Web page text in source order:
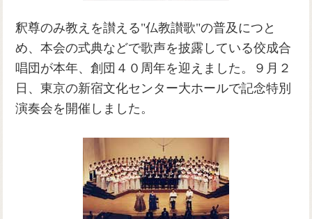
釈尊のみ教えを讃える"仏教讃歌"の普及につと
め、本会の式典などで歌声を披露している佼成合
唱団が本年、創団４０周年を迎えました。９月２
日、東京の新宿文化センター大ホールで記念特別
演奏会を開催しました。